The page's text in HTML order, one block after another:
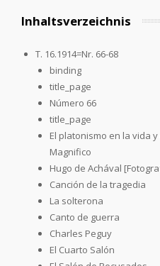
Inhaltsverzeichnis
T. 16.1914=Nr. 66-68
binding
title_page
Número 66
title_page
El platonismo en la vida
Magnifico
Hugo de Achával
Canción de la tragedia
La solterona
Canto de guerra
Charles Peguy
El Cuarto Salón